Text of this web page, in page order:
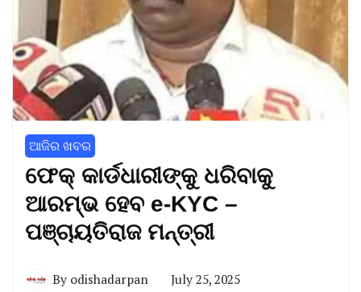
ଆଜିର ଖବର
ଫେକ୍‌ କାର୍ଡଧାରୀଙ୍କୁ ଧରିବାକୁ
ଆରମ୍ଭ ହେବ e-KYC –
ପଞ୍ଚାୟତିରାଜ ମନ୍ତ୍ରୀ
By odishadarpan July 25, 2025